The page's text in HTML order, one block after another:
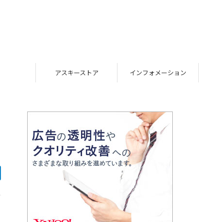
アスキーストア インフォメーション